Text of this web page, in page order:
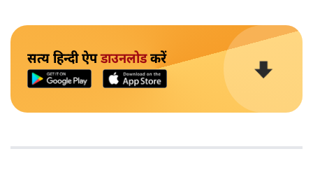
सत्य हिन्दी ऐपडाउनलोडकरें